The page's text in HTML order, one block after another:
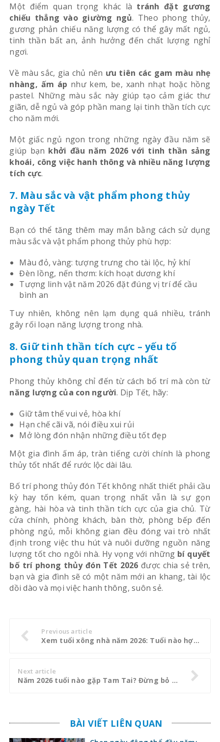
Một điểm quan trọng khác là tránh đặt gương
chiếu thẳng vào giường ngủ. Theo phong thủy,
gương phản chiếu năng lượng có thể gây mất ngủ,
tinh thần bất an, ảnh hưởng đến chất lượng nghỉ
ngơi.
Về màu sắc, gia chủ nên ưu tiên các gam màu nhẹ
nhàng, ấm áp như kem, be, xanh nhạt hoặc hồng
pastel. Những màu sắc này giúp tạo cảm giác thư
giãn, dễ ngủ và góp phần mang lại tinh thần tích cực
cho năm mới.
Một giấc ngủ ngon trong những ngày đầu năm sẽ
giúp bạn khởi đầu năm 2026 với tinh thần sảng
khoái, công việc hanh thông và nhiều năng lượng
tích cực.
7. Màu sắc và vật phẩm phong thủy
ngày Tết
Bạn có thể tăng thêm may mắn bằng cách sử dụng
màu sắc và vật phẩm phong thủy phù hợp:
Màu đỏ, vàng: tượng trưng cho tài lộc, hỷ khí
Đèn lồng, nến thơm: kích hoạt dương khí
Tượng linh vật năm 2026 đặt đúng vị trí để cầu
bình an
Tuy nhiên, không nên lạm dụng quá nhiều, tránh
gây rối loạn năng lượng trong nhà.
8. Giữ tinh thần tích cực – yếu tố
phong thủy quan trọng nhất
Phong thủy không chỉ đến từ cách bố trí mà còn từ
năng lượng của con người. Dịp Tết, hãy:
Giữ tâm thế vui vẻ, hòa khí
Hạn chế cãi vã, nói điều xui rủi
Mở lòng đón nhận những điều tốt đẹp
Một gia đình ấm áp, tràn tiếng cười chính là phong
thủy tốt nhất để rước lộc dài lâu.
Bố trí phong thủy đón Tết không nhất thiết phải cầu
kỳ hay tốn kém, quan trọng nhất vẫn là sự gọn
gàng, hài hòa và tinh thần tích cực của gia chủ. Từ
cửa chính, phòng khách, bàn thờ, phòng bếp đến
phòng ngủ, mỗi không gian đều đóng vai trò nhất
định trong việc thu hút và nuôi dưỡng nguồn năng
lượng tốt cho ngôi nhà. Hy vọng với những bí quyết
bố trí phong thủy đón Tết 2026 được chia sẻ trên,
bạn và gia đình sẽ có một năm mới an khang, tài lộc
dồi dào và mọi việc hanh thông, suôn sẻ.
Previous article
Xem tuổi xông nhà năm 2026: Tuổi nào hợp, tuổi nào nên tránh để cả năm may mắn?
Next article
Năm 2026 tuổi nào gặp Tam Tai? Đừng bỏ qua cách hóa giải chuẩn nhất
BÀI VIẾT LIÊN QUAN